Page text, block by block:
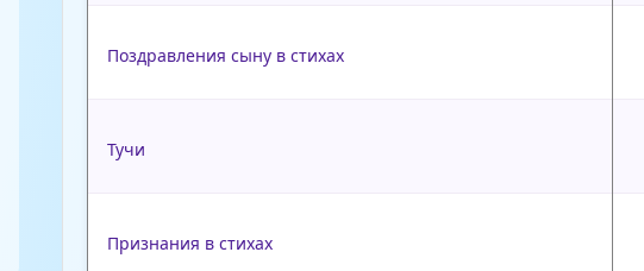
Поздравления сыну в стихах
Тучи
Признания в стихах